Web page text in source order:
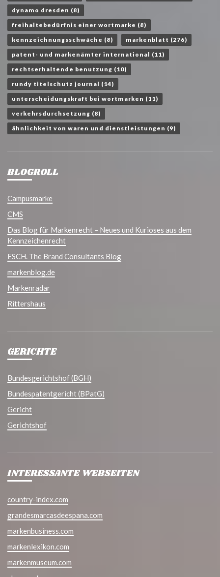
dynamo dresden (8)
freihaltebedürfnis einer wortmarke (8)
kennzeichnungsschwäche (8) markenblatt (276)
patent- und markenämter international (11)
rechtserhaltende benutzung (10)
rundy titelschutz journal (14)
unterscheidungskraft bei wortmarken (11)
verkehrsdurchsetzung (8)
ähnlichkeit von waren und dienstleistungen (9)
BLOGROLL
Campusmarke
CMS
Das Blog für Markenrecht – Neues und Kurioses aus dem
Kennzeichenrecht
ESCH. The Brand Consultants Blog
markenblog.de
Markenradar
Rittershaus
GERICHTE
Bundesgerichtshof (BGH)
Bundespatentgericht (BPatG)
Gericht
Gerichtshof
INTERESSANTE WEBSEITEN
country-index.com
grandesmarcasdeespana.com
markenbusiness.com
markenlexikon.com
markenmuseum.com